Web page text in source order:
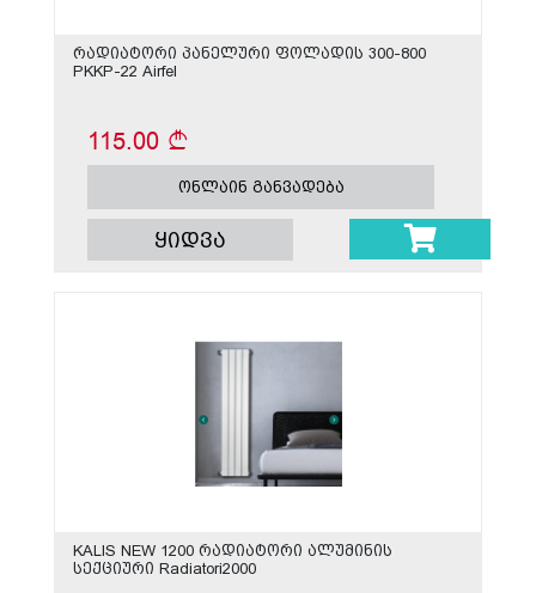
რადიატორი პანელური ფოლადის 300-800
PKKP-22 Airfel
115.00
ონლაინ განვადება
ყიდვა
KALIS NEW 1200 რადიატორი ალუმინის
სექციური Radiatori2000